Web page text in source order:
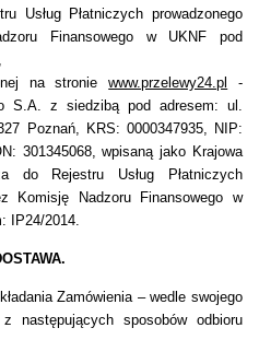
Usług Płatniczych prowadzonego
Finansowego w UKNF pod
na stroniewww.przelewy24.pl
-
S.A. z siedzibą pod adresem: ul.
Poznań, KRS: 0000347935, NIP:
301345068, wpisaną jako Krajowa
do Rejestru Usług Płatniczych
Komisję Nadzoru Finansowego w
IP24/2014.
Zamówienia – wedle swojego
następujących sposobów odbioru